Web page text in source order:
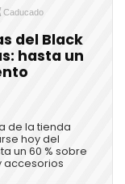
Caducado
del Black
hasta un
de la tienda
hoy del
un 60 % sobre
accesorios